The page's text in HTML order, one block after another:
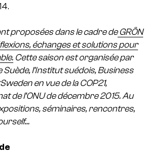
proposées dans le cadre deGRÖN
échanges et solutions pour
Cette saison est organisée par
Suède, l’Institut suédois, Business
en vue de la COP21,
de l’ONU de décembre 2015. Au
séminaires, rencontres,